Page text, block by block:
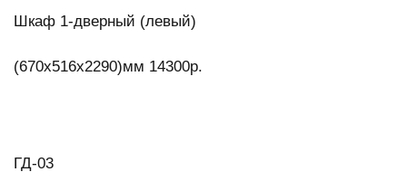
Шкаф 1-дверный (левый)
(670х516х2290)мм 14300р.
ГД-03